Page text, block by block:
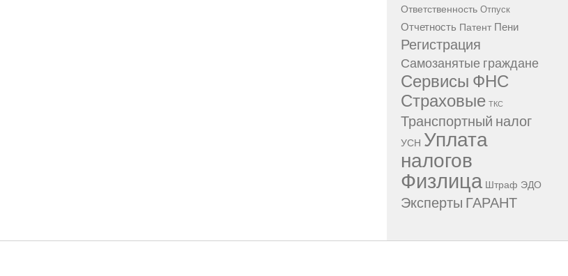
Ответственность Отпуск
Отчетность Патент Пени
Регистрация
Самозанятые граждане
Сервисы ФНС
Страховые ТКС
Транспортный налог
УСН Уплата
налогов
Физлица Штраф ЭДО
Эксперты ГАРАНТ